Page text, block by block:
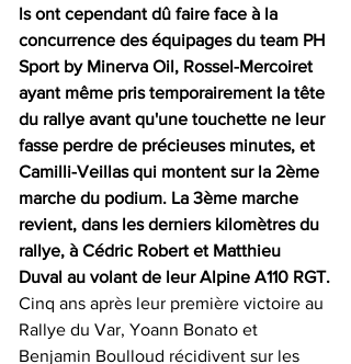
ls ont cependant dû faire face à la
concurrence des équipages du team PH
Sport by Minerva Oil, Rossel-Mercoiret
ayant même pris temporairement la tête
du rallye avant qu'une touchette ne leur
fasse perdre de précieuses minutes, et
Camilli-Veillas qui montent sur la 2ème
marche du podium. La 3ème marche
revient, dans les derniers kilomètres du
rallye, à Cédric Robert et Matthieu
Duval au volant de leur Alpine A110 RGT.
Cinq ans après leur première victoire au
Rallye du Var, Yoann Bonato et
Benjamin Boulloud récidivent sur les